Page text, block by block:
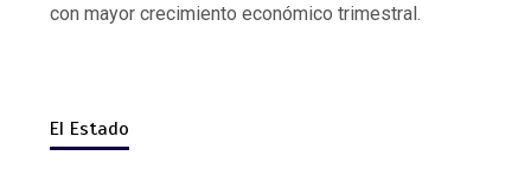
con mayor crecimiento económico trimestral.
El Estado